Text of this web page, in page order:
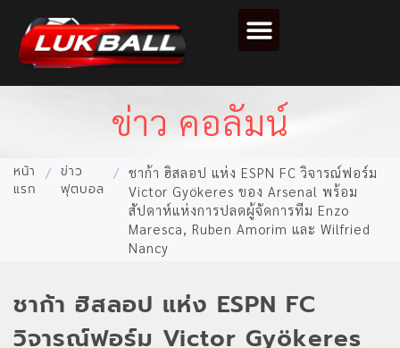
ข่าว คอลัมน์
หน้า
แรก
/ ข่าว
ฟุตบอล
/ ชาก้า ฮิสลอป แห่ง ESPN FC วิจารณ์ฟอร์ม
Victor Gyökeres ของ Arsenal พร้อม
สัปดาห์แห่งการปลดผู้จัดการทีม Enzo
Maresca, Ruben Amorim และ Wilfried
Nancy
ชาก้า ฮิสลอป แห่ง ESPN FC
วิจารณ์ฟอร์ม Victor Gyökeres